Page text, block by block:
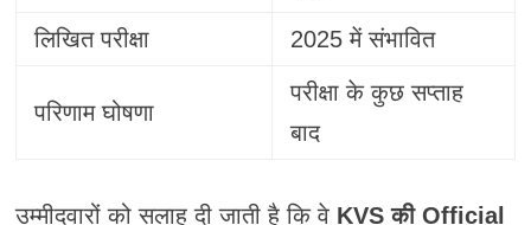
लिखित परीक्षा 2025 में संभावित
परिणाम घोषणा
परीक्षा के कुछ सप्ताह
बाद
उम्मीदवारों को सलाह दी जाती है कि वे KVS की Official